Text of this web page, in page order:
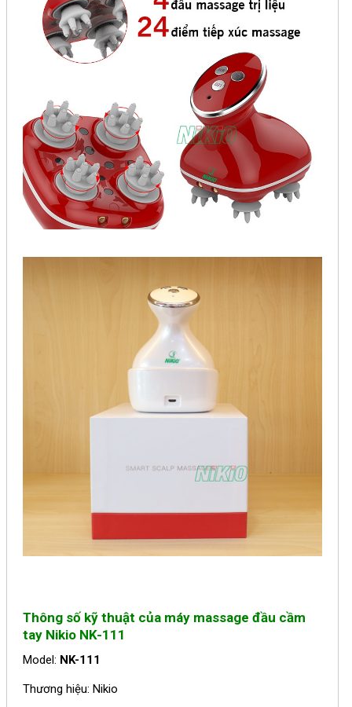
Thông số kỹ thuật của máy massage đầu cầm
tay Nikio NK-111
Model: NK-111
Thương hiệu: Nikio